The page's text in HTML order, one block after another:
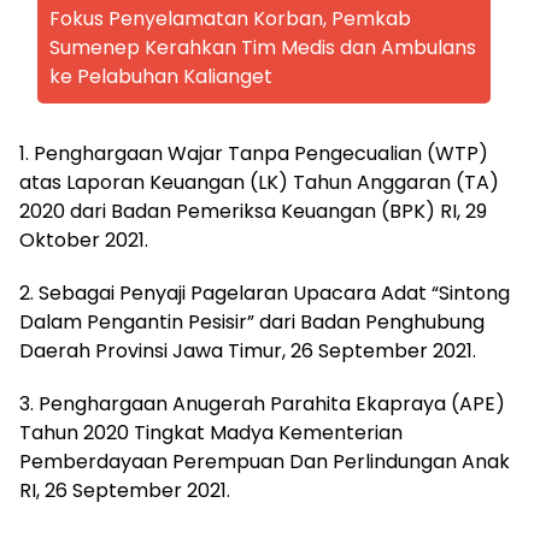
Fokus Penyelamatan Korban, Pemkab
Sumenep Kerahkan Tim Medis dan Ambulans
ke Pelabuhan Kalianget
1. Penghargaan Wajar Tanpa Pengecualian (WTP)
atas Laporan Keuangan (LK) Tahun Anggaran (TA)
2020 dari Badan Pemeriksa Keuangan (BPK) RI, 29
Oktober 2021.
2. Sebagai Penyaji Pagelaran Upacara Adat “Sintong
Dalam Pengantin Pesisir” dari Badan Penghubung
Daerah Provinsi Jawa Timur, 26 September 2021.
3. Penghargaan Anugerah Parahita Ekapraya (APE)
Tahun 2020 Tingkat Madya Kementerian
Pemberdayaan Perempuan Dan Perlindungan Anak
RI, 26 September 2021.